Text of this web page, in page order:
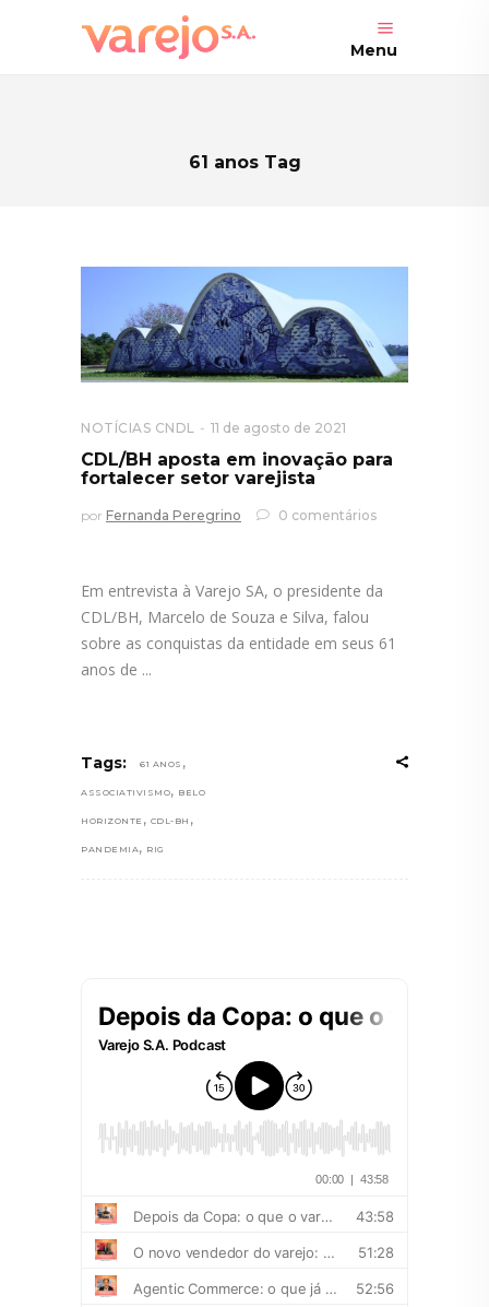
Menu
61 anos Tag
NOTÍCIAS CNDL 11 de agosto de 2021
CDL/BH aposta em inovação para
fortalecer setor varejista
por Fernanda Peregrino 0 comentários
Em entrevista à Varejo SA, o presidente da
CDL/BH, Marcelo de Souza e Silva, falou
sobre as conquistas da entidade em seus 61
anos de
Tags: 61 ANOS ,
ASSOCIATIVISMO, BELO
HORIZONTE , CDL-BH ,
PANDEMIA , RIG